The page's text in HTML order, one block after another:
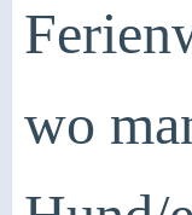
wo